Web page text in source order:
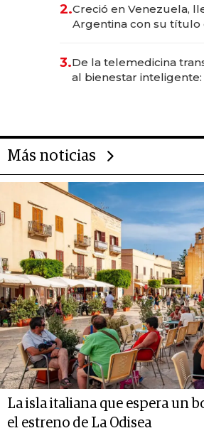
2.Creció en Venezuela,
Argentina con su título
las marcas "fast
3.De la telemedicina
al bienestar inteligente:
Más noticias
La isla italiana que espera un
el estreno de La Odisea